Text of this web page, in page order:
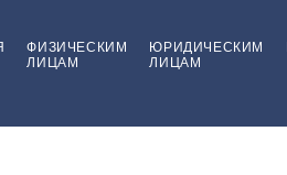
ФИЗИЧЕСКИМ
ЛИЦАМ
ЮРИДИЧЕСКИМ
ЛИЦАМ